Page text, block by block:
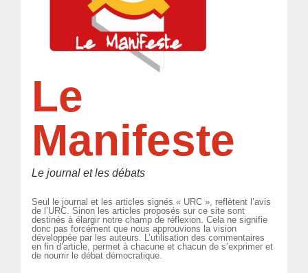
Le
Manifeste
Le journal et les débats
Seul le journal et les articles signés « URC », reflètent l’avis
de l’URC. Sinon les articles proposés sur ce site sont
destinés à élargir notre champ de réflexion. Cela ne signifie
donc pas forcément que nous approuvions la vision
développée par les auteurs. L’utilisation des commentaires
en fin d’article, permet à chacune et chacun de s’exprimer et
de nourrir le débat démocratique.